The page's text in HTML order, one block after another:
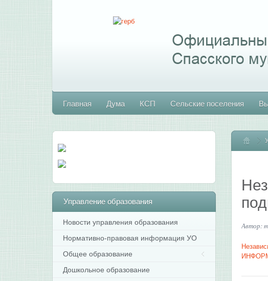
Главная Дума КСП Сельские поселения
Автор:
Управление образования
Новости управления образования
Нормативно-правовая информация УО
Общее образование
Дошкольное образование